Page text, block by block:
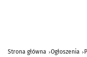
Strona główna Ogłoszenia